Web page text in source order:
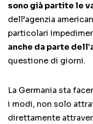
sono già partite le
dell’agenzia
particolari
anche da parte
questione di giorni.
La Germania sta
i modi, non solo
direttamente